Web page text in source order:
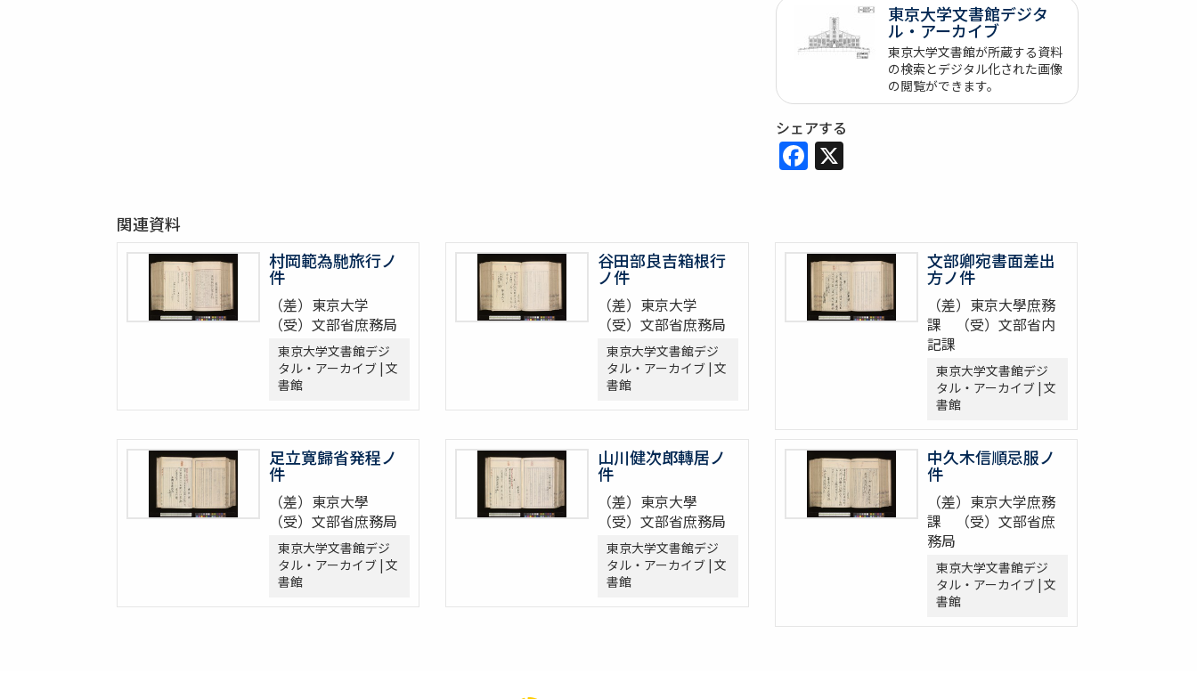
東京大学文書館デジタ
ル・アーカイブ
東京大学文書館が所蔵する資料
の検索とデジタル化された画像
の閲覧ができます。
シェアする
Facebook
X
関連資料
村岡範為馳旅行ノ
件
（差）東京大学
（受）文部省庶務局
東京大学文書館デジ
タル・アーカイブ | 文
書館
谷田部良吉箱根行
ノ件
（差）東京大学
（受）文部省庶務局
東京大学文書館デジ
タル・アーカイブ | 文
書館
文部卿宛書面差出
方ノ件
（差）東京大學庶務
課 （受）文部省内
記課
東京大学文書館デジ
タル・アーカイブ | 文
書館
足立寛歸省発程ノ
件
（差）東京大學
（受）文部省庶務局
東京大学文書館デジ
タル・アーカイブ | 文
書館
山川健次郎轉居ノ
件
（差）東京大學
（受）文部省庶務局
東京大学文書館デジ
タル・アーカイブ | 文
書館
中久木信順忌服ノ
件
（差）東京大学庶務
課 （受）文部省庶
務局
東京大学文書館デジ
タル・アーカイブ | 文
書館